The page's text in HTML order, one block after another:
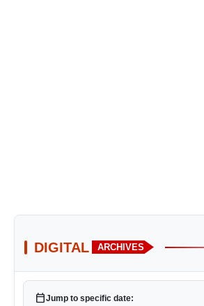
DIGITAL ARCHIVES
calendar_todayJump to specific date: